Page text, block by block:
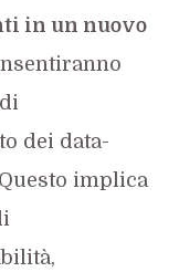
in un nuovo
dei data-
implica